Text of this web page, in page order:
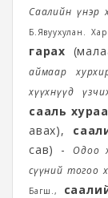
Саалийн үнэр
Б.Явуухулан.
гарах
аймаар
хүүхнүүд
сааль
авах),
сав) -
Одоо
сүүний тогоо
Багш.,